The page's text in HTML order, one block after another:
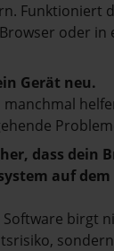
Funktioniert
oder in
Gerät neu.
manchmal
dass dein
auf
birgt